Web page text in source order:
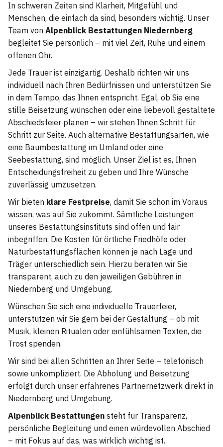
In schweren Zeiten sind Klarheit, Mitgefühl und
Menschen, die einfach da sind, besonders wichtig. Unser
Team von Alpenblick Bestattungen Niedernberg
begleitet Sie persönlich – mit viel Zeit, Ruhe und einem
offenen Ohr.
Jede Trauer ist einzigartig. Deshalb richten wir uns
individuell nach Ihren Bedürfnissen und unterstützen Sie
in dem Tempo, das Ihnen entspricht. Egal, ob Sie eine
stille Beisetzung wünschen oder eine liebevoll gestaltete
Abschiedsfeier planen – wir stehen Ihnen Schritt für
Schritt zur Seite. Auch alternative Bestattungsarten, wie
eine Baumbestattung im Umland oder eine
Seebestattung, sind möglich. Unser Ziel ist es, Ihnen
Entscheidungsfreiheit zu geben und Ihre Wünsche
zuverlässig umzusetzen.
Wir bieten klare Festpreise, damit Sie schon im Voraus
wissen, was auf Sie zukommt. Sämtliche Leistungen
unseres Bestattungsinstituts sind offen und fair
inbegriffen. Die Kosten für örtliche Friedhöfe oder
Naturbestattungsflächen können je nach Lage und
Träger unterschiedlich sein. Hierzu beraten wir Sie
transparent, auch zu den jeweiligen Gebühren in
Niedernberg und Umgebung.
Wünschen Sie sich eine individuelle Trauerfeier,
unterstützen wir Sie gern bei der Gestaltung – ob mit
Musik, kleinen Ritualen oder einfühlsamen Texten, die
Trost spenden.
Wir sind bei allen Schritten an Ihrer Seite – telefonisch
sowie unkompliziert. Die Abholung und Beisetzung
erfolgt durch unser erfahrenes Partnernetzwerk direkt in
Niedernberg und Umgebung.
Alpenblick Bestattungen steht für Transparenz,
persönliche Begleitung und einen würdevollen Abschied
– mit Fokus auf das, was wirklich wichtig ist.